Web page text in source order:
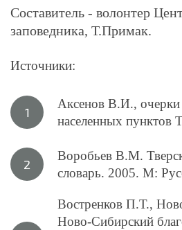
Составитель - волонтер
заповедника, Т.Примак.
Источники:
Аксенов В.И.,
населенных пунктов
Воробьев В.М.
словарь. 2005. М:
Востренков П.Т.,
Ново-Сибирский